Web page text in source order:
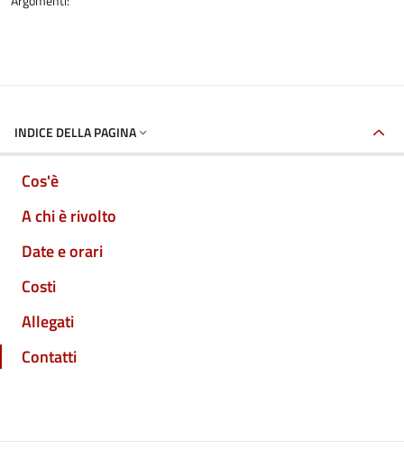
INDICE DELLA PAGINA
Cos'è
A chi è rivolto
Date e orari
Costi
Allegati
Contatti